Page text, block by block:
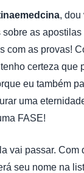
, dou
as
com as provas!
certeza que
eu também
uma
FASE!
vai passar. Com
seu nome na